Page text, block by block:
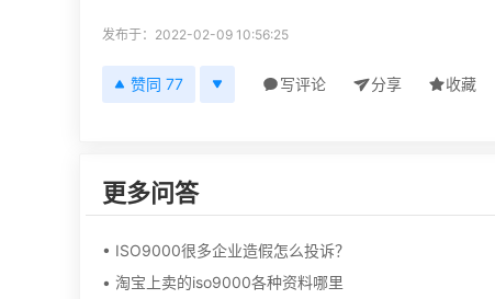
发布于：2022-02-09 10:56:25
赞同 77 写评论 分享 收藏
更多问答
• ISO9000很多企业造假怎么投诉？
• 淘宝上卖的iso9000各种资料哪里